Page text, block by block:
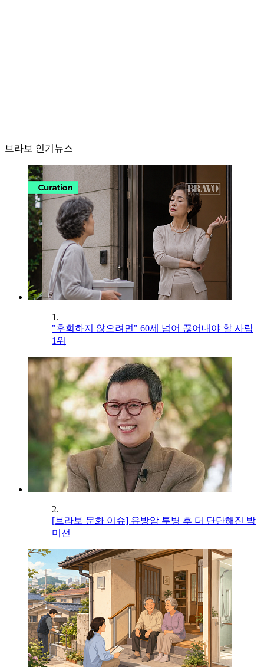
브라보 인기뉴스
1.
"후회하지 않으려면" 60세 넘어 끊어내야 할 사람
1위
2.
[브라보 문화 이슈] 유방암 투병 후 더 단단해진 박
미선